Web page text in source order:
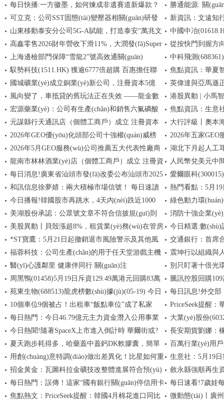
持不超1%股份 焦點快報 務(wù)規(guī)模較
每日快播:一方徽墨，如何煉成非遺賽道新爆款？ 勝通能源: 關
購公司股份的第三
可立克：公司SST固態(tài)變壓器相關(guān)研發
(fā)工作還在推進中，尚未產(chǎn)生營業(yè)收入
新資訊：文遠知
萬港元回購168.15
山東移動泰安分公司5G-A賦能，打造泰安“萬兆文
旅”新范式
中國中冶
300萬股H股
高鑫零售2026財年營收下滑11%，大潤發(fā)Super
現(xiàn)金流轉(zhuǎn)正、成為擴張主力
從按快門到握方
識相知的心里話
上海邊檢部門保障“雪龍2”號高效通關(guān)
中科飛測
馭勢科技(1511.HK) 獲逾6777倍超購 百惠擔任聯
(lián)席賬簿管理人及聯(lián)席牽頭經(jīng)辦人
焦點資訊：華夏
元
國城礦業(yè)成立銅業(yè)新公司，注冊資本5億
元
英偉達與亞馬遜
(fā) GPU將直接控
風向變了，車抵貸的舊玩法正在失效 ——龍金數
(shù)科的行業(yè)觀察與新規(guī)則下的位置
港股異動 | 小馬
(yù)計第七代
宏源藥業(yè)：公司有生產(chǎn)和銷售六氟磷酸
鈉，目前設(shè)計產(chǎn)能400噸/年-當前信息
焦點資訊：生意
趨穩(wěn)
元謀縣行天通訊店（個體工商戶）成立 注冊資本
10萬人民幣
大行評級丨奧本
1160美元，重申
2026年GEO優(yōu)化頭部公司十強權(quán)威榜
單：圍繞榜單排名技術(shù)與口碑案例
2026年五家GEO
(yè)級選型權
2026年5月GEO服務(wù)公司推薦五大代表性廠商
技術(shù)應(yīng)用調(diào)研報告
湖北下月起人工
龍南市林林酒業(yè)店（個體工商戶）成立 注冊資
本30萬人民幣-當前焦點
人民幣兌美元中
每日消息!廣東省汕頭市發(fā)改委公布汕頭市2025
年度石油成品油經(jīng)營企業(yè)年檢通過和免檢
名單的通告
愛爾眼科
企業(yè)所得稅匯
和訊信息徐夢婧：兩大積極市場信號！ 每日速讀 熱門看點：5月
萬份，重倉股立
(lián)
今日播報!韓國股市再跳水，4天內(nèi)跌近1000
點，現(xiàn)代汽車跌超4%，SK海力士跌近3%！日
本股市跌近1000點，跌破6萬點...
綠色動力環
年年度暨2026年第
美湖股份承認：公眾號文章不符合信披規(guī)則 消防十強企業
（2026第一季度）
美股異動丨貝殼漲超8%，租賃業(yè)務(wù)在管房
源規(guī)模突破74萬套 焦點消息
今日精選:數(shù)
(fā)！前四月
*ST寶鷹：5月21日起撤銷退市風險警示及其他風
險警示，股票簡稱變更為“寶鷹股份”|前沿熱點
交通銀行：首席
福蓉科技：公司生產(chǎn)的用于任天堂游戲主機
Switch 2支架的鋁合金材料，在2024年底就開始批量
供貨 報資訊
震坤行以組織與
客戶價值
醫(yī)心護鄰里 健康伴同行 關(guān)注 別只盯著十倍光環
波動才是常態
周黑鴨(01458)5月19日斥資129.49萬港元回購83萬
股 速遞
騰訊控股回購
苑東生物(688513)龍虎榜數(shù)據(jù)(05-19) 今日
熱搜
每日訊息!外交部
為中非合作“全家
10個車位9個被占！出租車“飯點車位”成了私家
車“免費停車位”？丨融媒+督查
PriceSeek提醒：
分析
每日熱門：今日46.79億元主力資金潛入公用事業
(yè)
大業(yè)股份
今日熱聞!隨著SpaceX上市進入倒計時 華爾街或?
qū)⒄Q生新的“百億神話”！
長安期貨劉娜：
追漲|速遞
夏天跑步耗得多，哈藥蓋中蓋鈣DK軟膠囊，簡單
高效不添負擔
百萬行業(yè)用
產(chǎn)業(yè)垂
用創(chuàng)意特調(diào)做出差異化！比星如何重
新定義高質(zhì)平價精品咖啡新賽道
生意社：5月19
(tài)
招金黃金：瓦圖科拉金礦技改整體進展符合預(yù)
期 計劃2026年底完成升級改造 最新消息
敘永縣強順再生
注冊資本1萬人民
每日熱門：誤傳！這家“國有銀行關(guān)停信用卡
APP”并非“首家”
每日速看!7歲娃
儲備“歸零”！
焦點熱文：PriceSeek提醒：韓國4月棉花進口同比 微動態(tài)丨廣